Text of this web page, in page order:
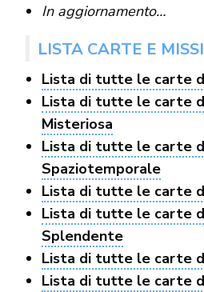
In aggiornamento…
LISTA CARTE E
Lista di tutte le carte
Lista di tutte le carte
Misteriosa
Lista di tutte le carte
Spaziotemporale
Lista di tutte le carte
Lista di tutte le carte
Splendente
Lista di tutte le carte
Lista di tutte le carte